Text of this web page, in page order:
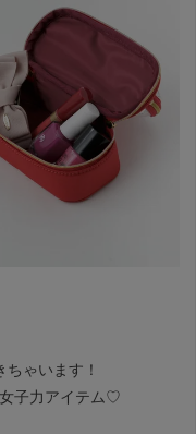
ゃいます！
子力アイテム♡